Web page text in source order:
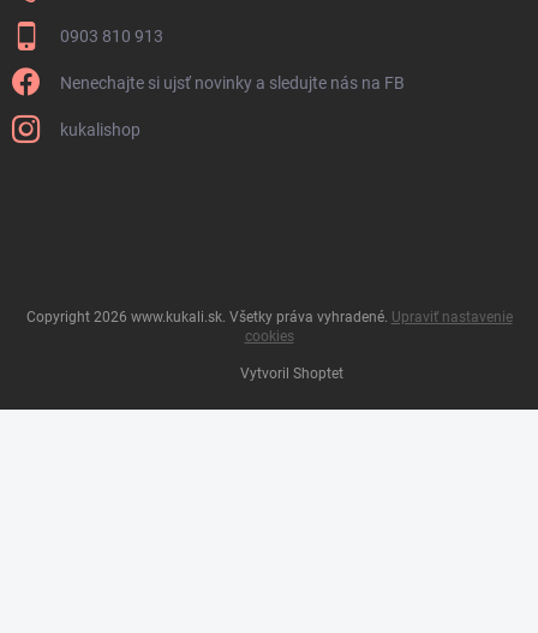
0903 810 913
Nenechajte si ujsť novinky a sledujte nás na FB
kukalishop
Vytvoril Shoptet
Copyright 2026 www.kukali.sk. Všetky práva vyhradené. Upraviť nastavenie
cookies